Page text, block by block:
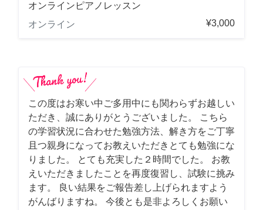
オンラインピアノレッスン
オンライン
¥3,000
この度はお寒い中ご多用中にも関わらずお越しい
ただき、誠にありがとうございました。 こちら
の学習状況に合わせた勉強方法、解き方をご丁寧
且つ親身になってお教えいただきとても勉強にな
りました。 とても充実した２時間でした。 お教
えいただきましたことを再度復習し、試験に挑み
ます。 良い結果をご報告差し上げられますよう
がんばりますね。 今後とも是非よろしくお願い